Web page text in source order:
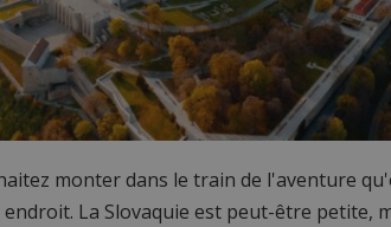
monter dans le train de l'aventure
La Slovaquie est peut-être petite,